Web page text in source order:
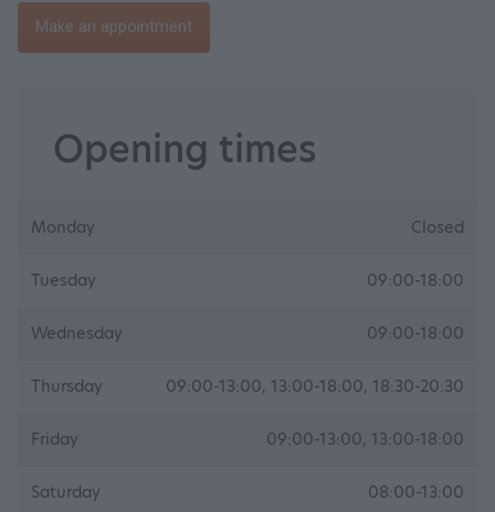
Make an appointment
Opening times
Monday Closed
Tuesday 09:00-18:00
Wednesday 09:00-18:00
Thursday 09:00-13:00, 13:00-18:00, 18:30-20:30
Friday 09:00-13:00, 13:00-18:00
Saturday 08:00-13:00